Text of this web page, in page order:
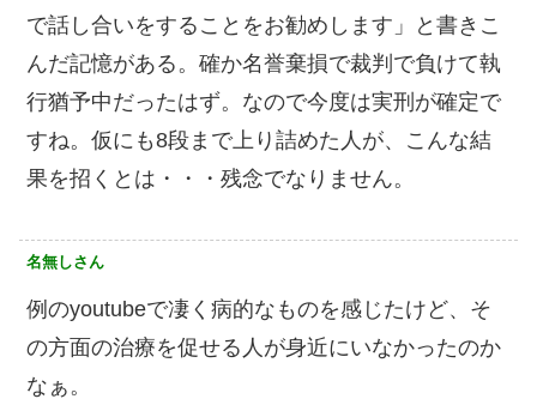
で話し合いをすることをお勧めします」と書きこ
んだ記憶がある。確か名誉棄損で裁判で負けて執
行猶予中だったはず。なので今度は実刑が確定で
すね。仮にも8段まで上り詰めた人が、こんな結
果を招くとは・・・残念でなりません。
名無しさん
例のyoutubeで凄く病的なものを感じたけど、そ
の方面の治療を促せる人が身近にいなかったのか
なぁ。